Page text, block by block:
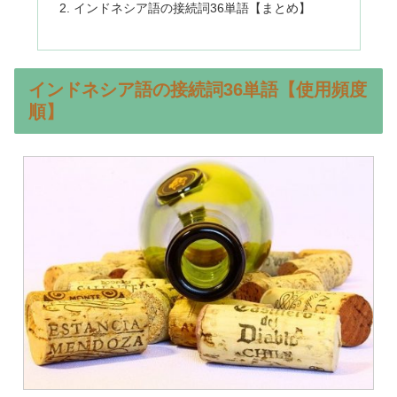
インドネシア語の接続詞36単語【まとめ】
インドネシア語の接続詞36単語【使用頻度
順】